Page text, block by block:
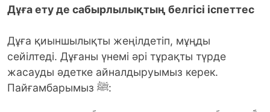
Дұға ету де сабырлылықтың белгісі іспеттес
Дұға қиыншылықты жеңілдетіп, мұңды
сейілтеді. Дұғаны үнемі әрі тұрақты түрде
жасауды әдетке айналдыруымыз керек.
Пайғамбарымыз ﷺ: